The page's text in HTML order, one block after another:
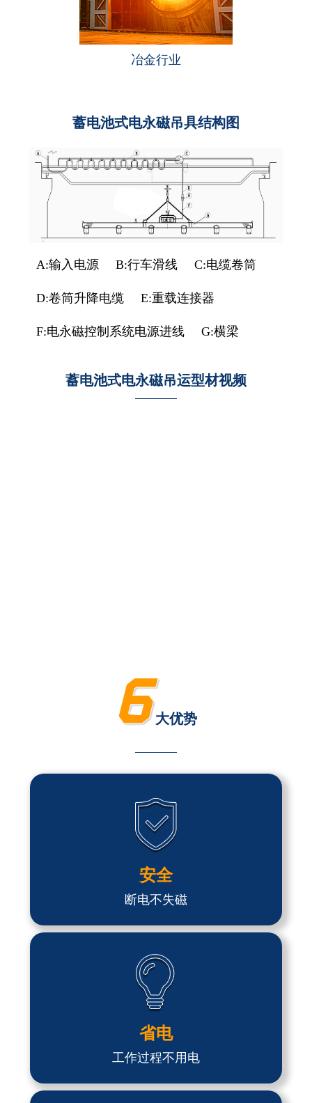
冶金行业
蓄电池式电永磁吊具结构图
A:输入电源 B:行车滑线 C:电缆卷筒
D:卷筒升降电缆 E:重载连接器
F:电永磁控制系统电源进线 G:横梁
蓄电池式电永磁吊运型材视频
6 大优势
安全
断电不失磁
省电
工作过程不用电